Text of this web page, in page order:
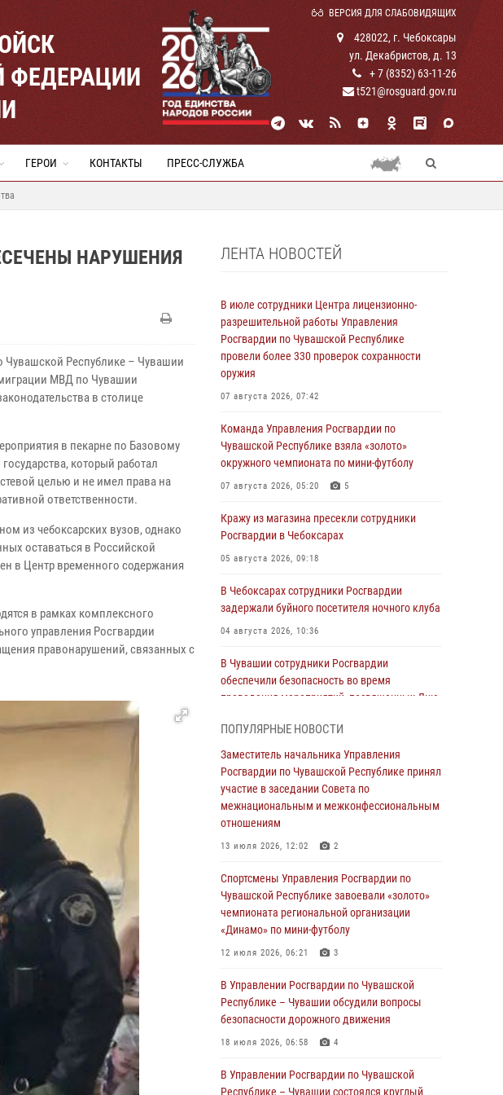
ВЕРСИЯ ДЛЯ СЛАБОВИДЯЩИХ
ФЕДЕРАЦИИ
428022, г. Чебоксары
ул. Декабристов, д. 13
+ 7 (8352) 63-11-26
t521@rosguard.gov.ru
ГЕРОИ КОНТАКТЫ ПРЕСС-СЛУЖБА
НАРУШЕНИЯ
Чувашской Республике – Чувашии
МВД по Чувашии
в столице
в пекарне по Базовому
который работал
целью и не имел права на
ответственности.
из чебоксарских вузов, однако
оставаться в Российской
в Центр временного содержания
в рамках комплексного
управления Росгвардии
правонарушений, связанных с
ЛЕНТА НОВОСТЕЙ
В июле сотрудники Центра лицензионно-
разрешительной работы Управления
Росгвардии по Чувашской Республике
провели более 330 проверок сохранности
оружия
07 августа 2026, 07:42
Команда Управления Росгвардии по
Чувашской Республике взяла «золото»
окружного чемпионата по мини-футболу
07 августа 2026, 05:20 5
Кражу из магазина пресекли сотрудники
Росгвардии в Чебоксарах
05 августа 2026, 09:18
В Чебоксарах сотрудники Росгвардии
задержали буйного посетителя ночного клуба
04 августа 2026, 10:36
В Чувашии сотрудники Росгвардии
обеспечили безопасность во время
проведения мероприятий, посвященных Дню
В июле сотрудники вневедомственной
охраны Росгвардии задержали более 200
граждан, подозреваемых в совершении
правонарушений
03 августа 2026, 08:20
В Росгвардии вспоминают российских
воинов, погибших в Первой мировой войне
1914-1918 годов
01 августа 2026, 07:19
подозреваемого в причинении тяжкого вреда
здоровью
01 августа 2026, 06:12
национальной гвардии Российской
Федерации
ПОПУЛЯРНЫЕ НОВОСТИ
Заместитель начальника Управления
Росгвардии по Чувашской Республике принял
участие в заседании Совета по
межнациональным и межконфессиональным
отношениям
13 июля 2026, 12:02 2
Спортсмены Управления Росгвардии по
Чувашской Республике завоевали «золото»
чемпионата региональной организации
«Динамо» по мини-футболу
12 июля 2026, 06:21 3
В Управлении Росгвардии по Чувашской
Республике – Чувашии обсудили вопросы
безопасности дорожного движения
18 июля 2026, 06:58 4
В Управлении Росгвардии по Чувашской
Республике – Чувашии состоялся круглый